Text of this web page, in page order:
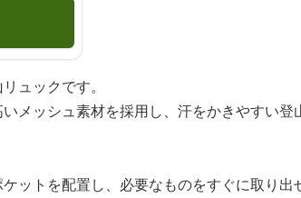
ュックです。
メッシュ素材を採用し、汗をかきやすい
ットを配置し、必要なものをすぐに取り出